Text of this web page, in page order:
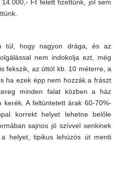
Ft felett fizettünk, jól sem
túl, hogy nagyon drága, és az
nem indokolja ezt, még
fekszik, az úttól kb. 10 méterre, a
ha ezek épp nem hozzák a frászt
minden falat közben a ház
kerék. A feltüntetett árak 60-70%-
korrekt helyet lehetne belőle
sajnos jó szívvel senkinek
helyet, tipikus lehúzós út menti